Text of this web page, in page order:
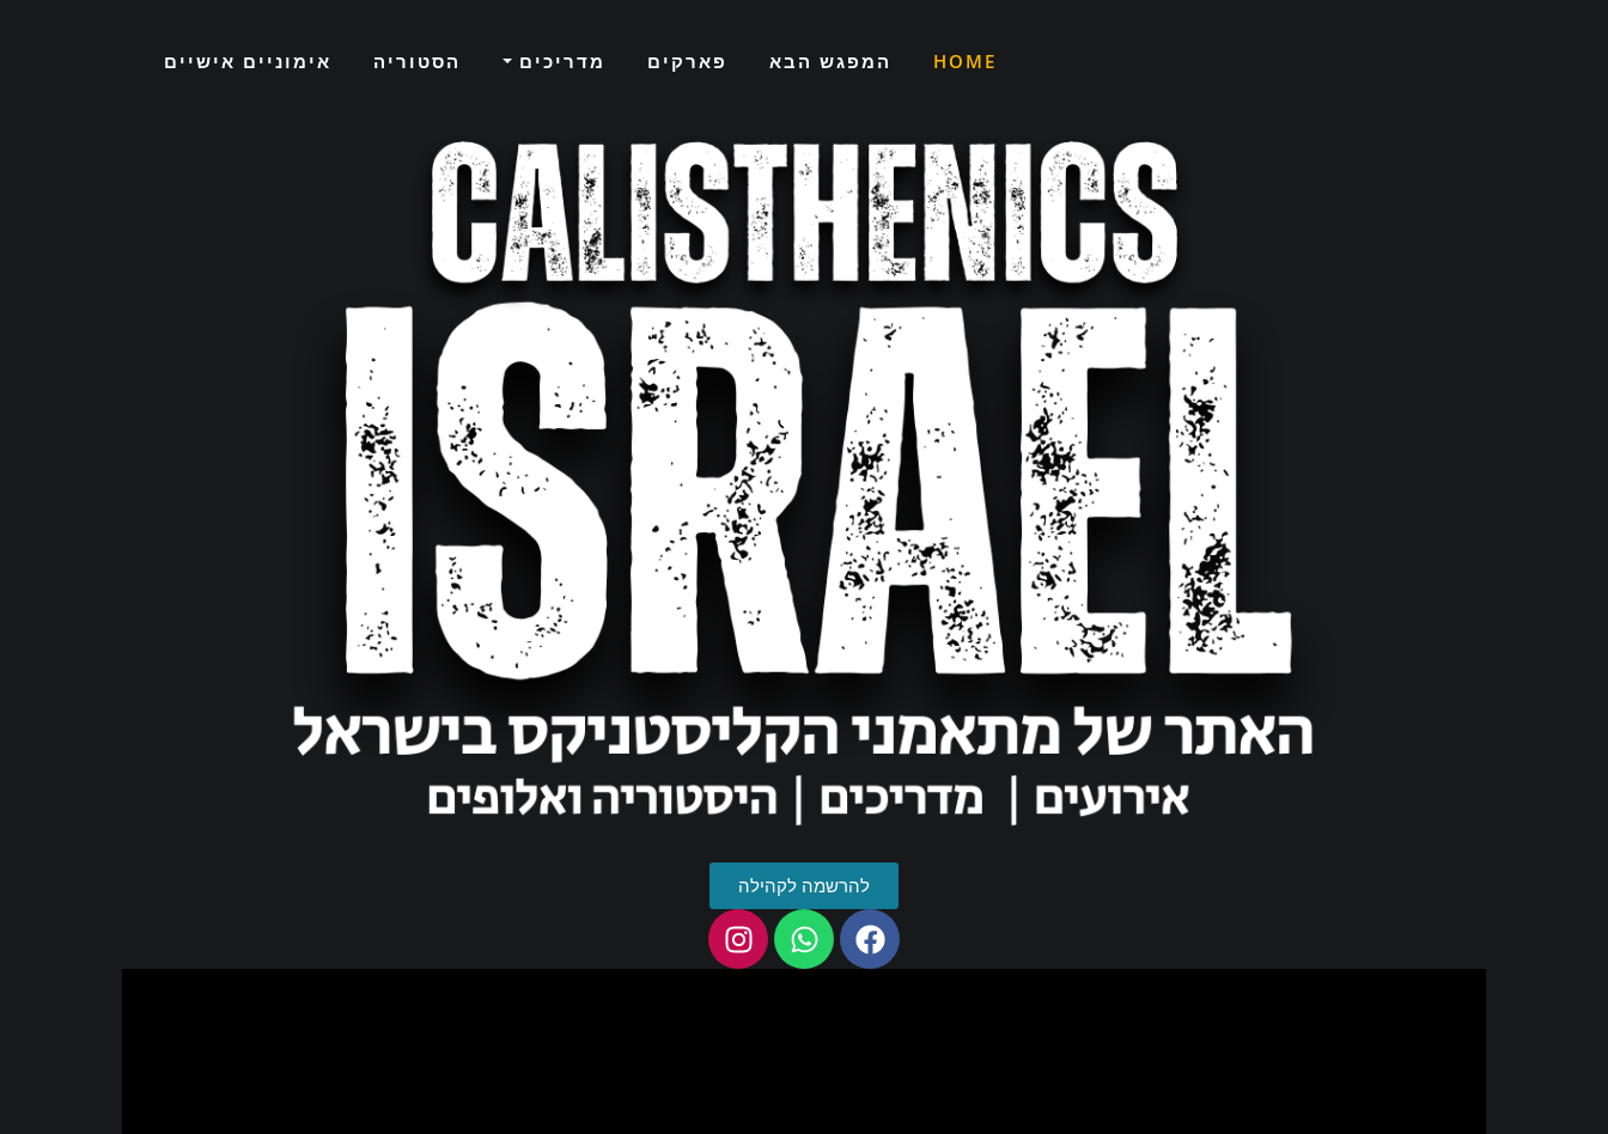
HOME המפגש הבא פארקים מדריכים הסטוריה אימוניים אישיים
להרשמה לקהילה